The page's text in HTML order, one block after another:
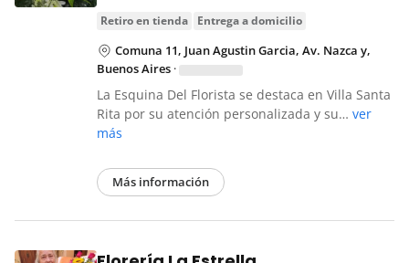
retiro en tienda entrega a domicilio
Comuna 11, Juan Agustin Garcia, Av. Nazca y,
Buenos Aires ·
La Esquina Del Florista se destaca en Villa Santa
Rita por su atención personalizada y su… ver
más
Más información